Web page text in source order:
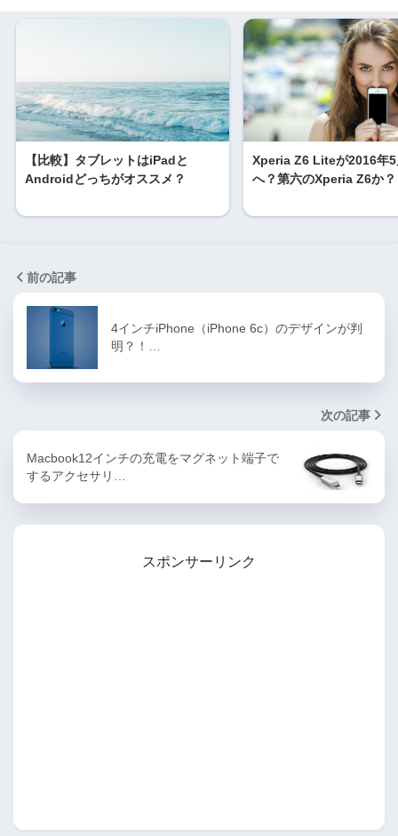
【比較】タブレットはiPadと
Androidどっちがオススメ？
Xperia Z6 Liteが2016年5
へ？第六のXperia Z6か？
前の記事
4インチiPhone（iPhone 6c）のデザインが判
明？！…
次の記事
Macbook12インチの充電をマグネット端子で
するアクセサリ…
スポンサーリンク